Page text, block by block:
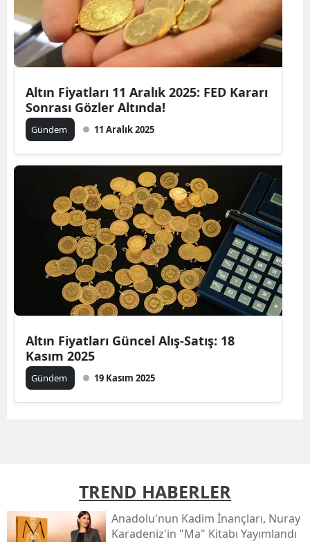
Altın Fiyatları 11 Aralık 2025: FED Kararı
Sonrası Gözler Altında!
Gündem 11 Aralık 2025
Altın Fiyatları Güncel Alış-Satış: 18
Kasım 2025
Gündem 19 Kasım 2025
TREND HABERLER
Anadolu'nun Kadim İnançları, Nuray
Karadeniz'in "ma" Kitabı Yayımlandı